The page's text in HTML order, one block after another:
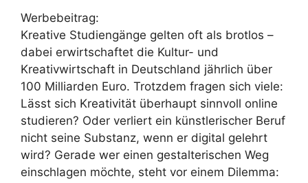
Werbebeitrag:
Kreative Studiengänge gelten oft als brotlos –
dabei erwirtschaftet die Kultur- und
Kreativwirtschaft in Deutschland jährlich über
100 Milliarden Euro. Trotzdem fragen sich viele:
Lässt sich Kreativität überhaupt sinnvoll online
studieren? Oder verliert ein künstlerischer Beruf
nicht seine Substanz, wenn er digital gelehrt
wird? Gerade wer einen gestalterischen Weg
einschlagen möchte, steht vor einem Dilemma: